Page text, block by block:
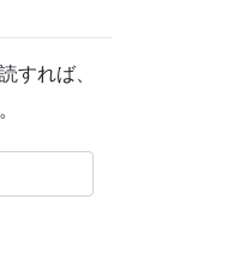
すれば、